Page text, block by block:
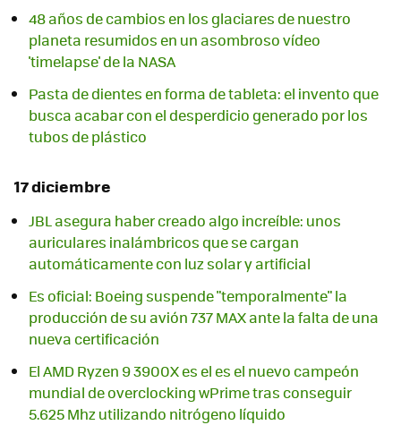
48 años de cambios en los glaciares de nuestro
planeta resumidos en un asombroso vídeo
'timelapse' de la NASA
Pasta de dientes en forma de tableta: el invento que
busca acabar con el desperdicio generado por los
tubos de plástico
17 diciembre
JBL asegura haber creado algo increíble: unos
auriculares inalámbricos que se cargan
automáticamente con luz solar y artificial
Es oficial: Boeing suspende "temporalmente" la
producción de su avión 737 MAX ante la falta de una
nueva certificación
El AMD Ryzen 9 3900X es el es el nuevo campeón
mundial de overclocking wPrime tras conseguir
5.625 Mhz utilizando nitrógeno líquido